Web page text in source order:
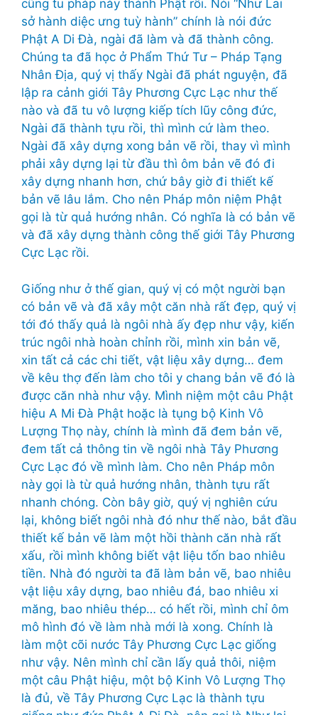
cũng tu pháp này thành Phật rồi. Nói “Như Lai
sở hành diệc ưng tuỳ hành” chính là nói đức
Phật A Di Đà, ngài đã làm và đã thành công.
Chúng ta đã học ở Phẩm Thứ Tư – Pháp Tạng
Nhân Địa, quý vị thấy Ngài đã phát nguyện, đã
lập ra cảnh giới Tây Phương Cực Lạc như thế
nào và đã tu vô lượng kiếp tích lũy công đức,
Ngài đã thành tựu rồi, thì mình cứ làm theo.
Ngài đã xây dựng xong bản vẽ rồi, thay vì mình
phải xây dựng lại từ đầu thì ôm bản vẽ đó đi
xây dựng nhanh hơn, chứ bây giờ đi thiết kế
bản vẽ lâu lắm. Cho nên Pháp môn niệm Phật
gọi là từ quả hướng nhân. Có nghĩa là có bản vẽ
và đã xây dựng thành công thế giới Tây Phương
Cực Lạc rồi.
Giống như ở thế gian, quý vị có một người bạn
có bản vẽ và đã xây một căn nhà rất đẹp, quý vị
tới đó thấy quả là ngôi nhà ấy đẹp như vậy, kiến
trúc ngôi nhà hoàn chỉnh rồi, mình xin bản vẽ,
xin tất cả các chi tiết, vật liệu xây dựng… đem
về kêu thợ đến làm cho tôi y chang bản vẽ đó là
được căn nhà như vậy. Mình niệm một câu Phật
hiệu A Mi Đà Phật hoặc là tụng bộ Kinh Vô
Lượng Thọ này, chính là mình đã đem bản vẽ,
đem tất cả thông tin về ngôi nhà Tây Phương
Cực Lạc đó về mình làm. Cho nên Pháp môn
này gọi là từ quả hướng nhân, thành tựu rất
nhanh chóng. Còn bây giờ, quý vị nghiên cứu
lại, không biết ngôi nhà đó như thế nào, bắt đầu
thiết kế bản vẽ làm một hồi thành căn nhà rất
xấu, rồi mình không biết vật liệu tốn bao nhiêu
tiền. Nhà đó người ta đã làm bản vẽ, bao nhiêu
vật liệu xây dựng, bao nhiêu đá, bao nhiêu xi
măng, bao nhiêu thép… có hết rồi, mình chỉ ôm
mô hình đó về làm nhà mới là xong. Chính là
làm một cõi nước Tây Phương Cực Lạc giống
như vậy. Nên mình chỉ cần lấy quả thôi, niệm
một câu Phật hiệu, một bộ Kinh Vô Lượng Thọ
là đủ, về Tây Phương Cực Lạc là thành tựu